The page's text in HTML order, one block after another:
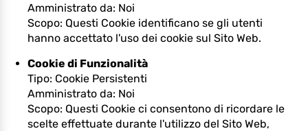
Amministrato da: Noi
Scopo: Questi Cookie identificano se gli utenti
hanno accettato l'uso dei cookie sul Sito Web.
Cookie di Funzionalità
Tipo: Cookie Persistenti
Amministrato da: Noi
Scopo: Questi Cookie ci consentono di ricordare le
scelte effettuate durante l'utilizzo del Sito Web,